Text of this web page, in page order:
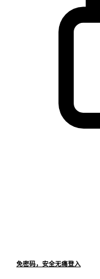
免密码，安全无痛登入